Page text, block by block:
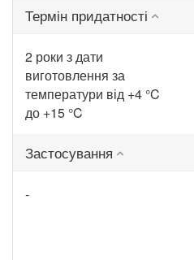
Термін придатності
2 роки з дати
виготовлення за
температури від +4 °C
до +15 °C
Застосування
-